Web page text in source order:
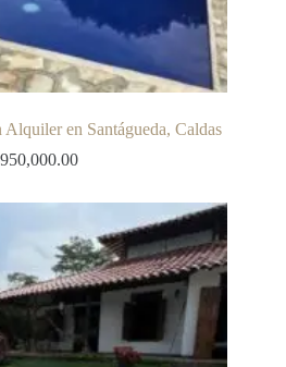
en Santágueda, Caldas
950,000.00